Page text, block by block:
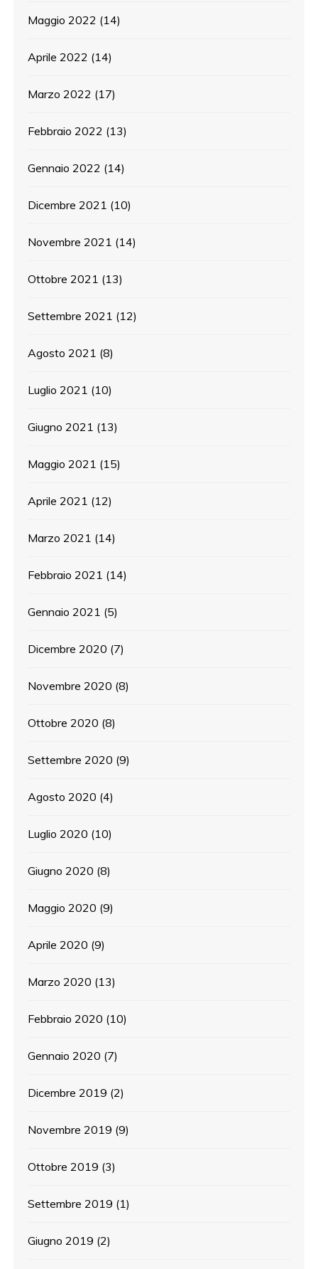
Maggio 2022 (14)
Aprile 2022 (14)
Marzo 2022 (17)
Febbraio 2022 (13)
Gennaio 2022 (14)
Dicembre 2021 (10)
Novembre 2021 (14)
Ottobre 2021 (13)
Settembre 2021 (12)
Agosto 2021 (8)
Luglio 2021 (10)
Giugno 2021 (13)
Maggio 2021 (15)
Aprile 2021 (12)
Marzo 2021 (14)
Febbraio 2021 (14)
Gennaio 2021 (5)
Dicembre 2020 (7)
Novembre 2020 (8)
Ottobre 2020 (8)
Settembre 2020 (9)
Agosto 2020 (4)
Luglio 2020 (10)
Giugno 2020 (8)
Maggio 2020 (9)
Aprile 2020 (9)
Marzo 2020 (13)
Febbraio 2020 (10)
Gennaio 2020 (7)
Dicembre 2019 (2)
Novembre 2019 (9)
Ottobre 2019 (3)
Settembre 2019 (1)
Giugno 2019 (2)